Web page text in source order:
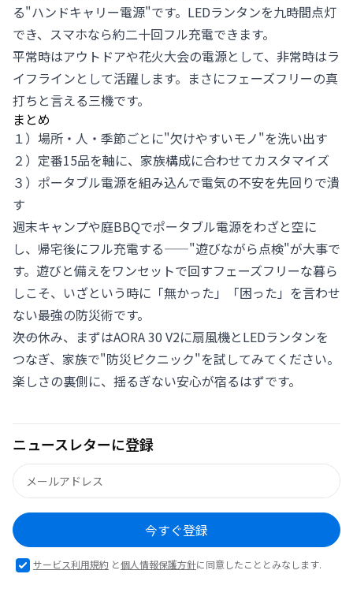
る"ハンドキャリー電源"です。LEDランタンを九時間点灯
でき、スマホなら約二十回フル充電できます。
平常時はアウトドアや花火大会の電源として、非常時はラ
イフラインとして活躍します。まさにフェーズフリーの真
打ちと言える三機です。
まとめ
１）場所・人・季節ごとに"欠けやすいモノ"を洗い出す
２）定番15品を軸に、家族構成に合わせてカスタマイズ
３） ポータブル電源を組み込んで電気の不安を先回りで潰
す
週末キャンプや庭BBQでポータブル電源をわざと空に
し、帰宅後にフル充電する——"遊びながら点検"が大事で
す。遊びと備えをワンセットで回すフェーズフリーな暮ら
しこそ、いざという時に「無かった」「困った」を言わせ
ない最強の防災術です。
――次の休み、まずはAORA 30 V2に扇風機とLEDランタンを
つなぎ、家族で"防災ピクニック"を試してみてください。
楽しさの裏側に、揺るぎない安心が宿るはずです。
ニュースレターに登録
今すぐ登録
サービス利用規約 と個人情報保護方針に同意したこととみなします.